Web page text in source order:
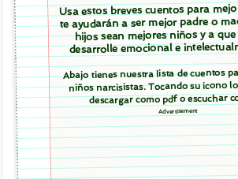
Usa estos breves cuentos para
te ayudarán a ser mejor padre o
hijos sean mejores niños y a
desarrolle emocional e
Abajo tienes nuestra lista de cuentos
niños narcisistas. Tocando su icono
descargar como pdf o escuchar
Advertisement